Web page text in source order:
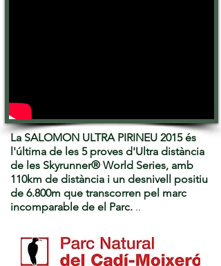
La SALOMON ULTRA PIRINEU 2015 és
l'última de les 5 proves d'Ultra distància
de les Skyrunner® World Series, amb
110km de distància i un desnivell positiu
de 6.800m que transcorren pel marc
incomparable de el Parc. ..